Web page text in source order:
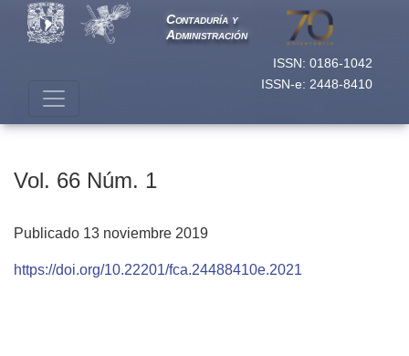
ISSN: 0186-1042
ISSN-e: 2448-8410
Contaduría y
Administración
Vol. 66 Núm. 1
Publicado 13 noviembre 2019
https://doi.org/10.22201/fca.24488410e.2021